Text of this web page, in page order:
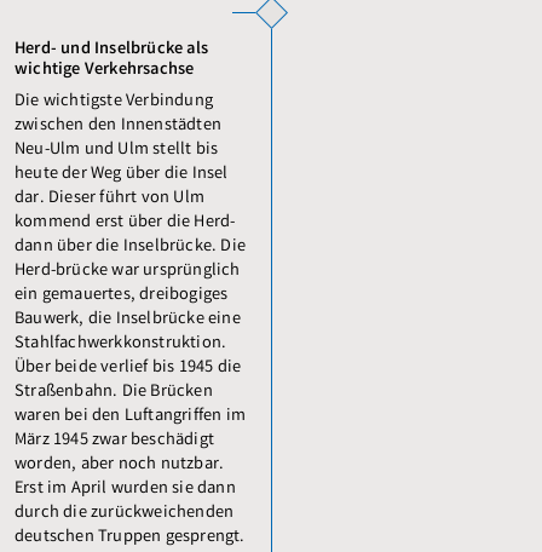
Herd- und Inselbrücke als
wichtige Verkehrsachse
Die wichtigste Verbindung
zwischen den Innenstädten
Neu-Ulm und Ulm stellt bis
heute der Weg über die Insel
dar. Dieser führt von Ulm
kommend erst über die Herd-
dann über die Inselbrücke. Die
Herd-brücke war ursprünglich
ein gemauertes, dreibogiges
Bauwerk, die Inselbrücke eine
Stahlfachwerkkonstruktion.
Über beide verlief bis 1945 die
Straßenbahn. Die Brücken
waren bei den Luftangriffen im
März 1945 zwar beschädigt
worden, aber noch nutzbar.
Erst im April wurden sie dann
durch die zurückweichenden
deutschen Truppen gesprengt.